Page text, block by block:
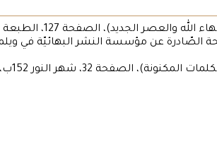
8. حضرة عبد البهاء،
الصّادرة عن مؤسسة النشر البهائيّة في
10.